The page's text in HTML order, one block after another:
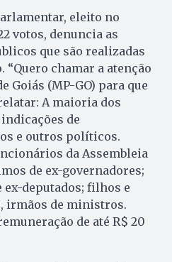
eleito no
votos, denuncia as
que são realizadas
chamar a atenção
Goiás (MP-GO) para que
A maioria dos
de
e outros políticos.
da Assembleia
de ex-governadores;
ex-deputados; filhos e
irmãos de ministros.
de até R$ 20